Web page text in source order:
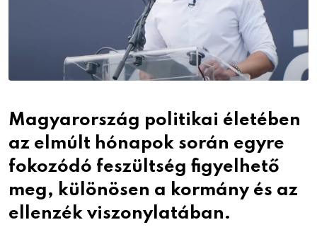
Magyarország politikai életében
az elmúlt hónapok során egyre
fokozódó feszültség figyelhető
meg, különösen a kormány és az
ellenzék viszonylatában.